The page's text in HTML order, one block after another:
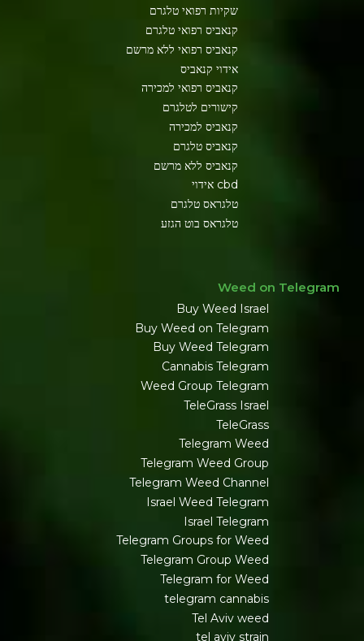
שקיות רפואי טלגרם
קנאביס רפואי טלגרם
קנאביס רפואי ללא מרשם
אידוי קנאביס
קנאביס רפואי למכירה
קישורים לטלגרם
קנאביס למכירה
קנאביס טלגרם
קנאביס ללא מרשם
cbd אידוי
טלגראס טלגרם
טלגראס בוט הגזע
Weed on Telegram
Buy Weed Israel
Buy Weed on Telegram
Buy Weed Telegram
Cannabis Telegram
Weed Group Telegram
TeleGrass Israel
TeleGrass
Telegram Weed
Telegram Weed Group
Telegram Weed Channel
Israel Weed Telegram
Israel Telegram
Telegram Groups for Weed
Telegram Group Weed
Telegram for Weed
telegram cannabis
Tel Aviv weed
tel aviv strain